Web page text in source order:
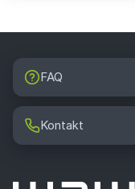
FAQ
Kontakt